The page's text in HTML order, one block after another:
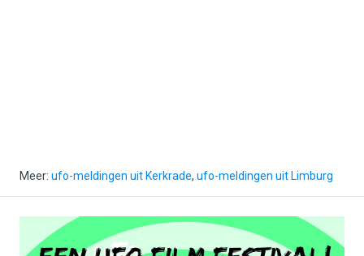
Meer: ufo-meldingen uit Kerkrade, ufo-meldingen uit Limburg